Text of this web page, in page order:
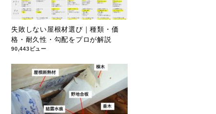
失敗しない屋根材選び｜種類・価
格・耐久性・勾配をプロが解説
90,443ビュー